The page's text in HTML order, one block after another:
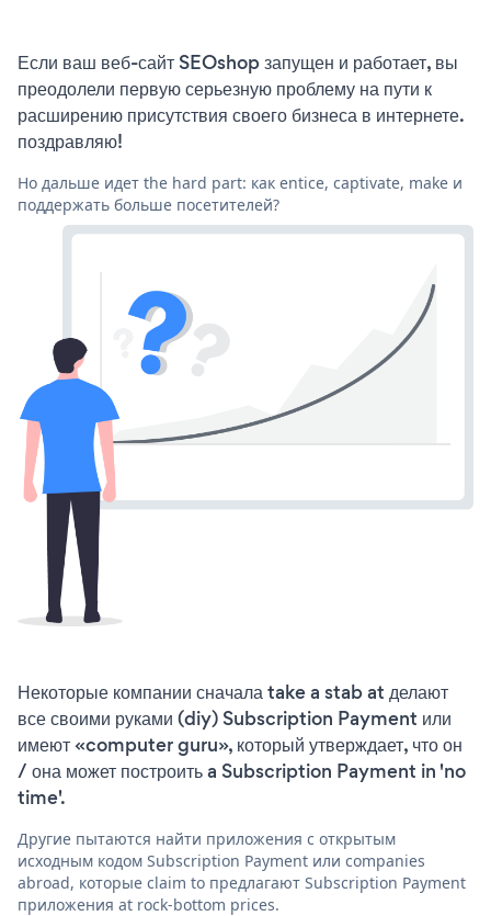
Если ваш веб-сайт SEOshop запущен и работает, вы
преодолели первую серьезную проблему на пути к
расширению присутствия своего бизнеса в интернете.
поздравляю!
Но дальше идет the hard part: как entice, captivate, make и
поддержать больше посетителей?
Некоторые компании сначала take a stab at делают
все своими руками (diy) Subscription Payment или
имеют «computer guru», который утверждает, что он
/ она может построить a Subscription Payment in 'no
time'.
Другие пытаются найти приложения с открытым
исходным кодом Subscription Payment или companies
abroad, которые claim to предлагают Subscription Payment
приложения at rock-bottom prices.